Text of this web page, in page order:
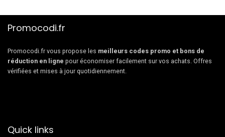
Promocodi.fr
Promocodi.fr vous propose les meilleurs codes promo et bons de
réduction en ligne pour économiser facilement sur vos achats. Offres
vérifiées et mises à jour quotidiennement.
Quick links